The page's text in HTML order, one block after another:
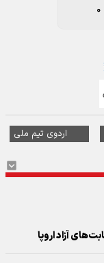
0
اردوی تیم ملی